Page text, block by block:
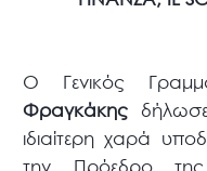
Ο Γενικός
Φραγκάκης
ιδιαίτερη χαρά